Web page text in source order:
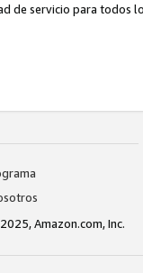
de servicio para todos
Amazon.com, Inc.